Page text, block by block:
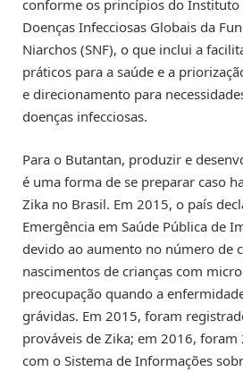
conforme os princípios do Instituto
Doenças Infecciosas Globais da
Niarchos (SNF), o que inclui a
práticos para a saúde e a
e direcionamento para
doenças infecciosas.
Para o Butantan, produzir e
é uma forma de se preparar caso
Zika no Brasil. Em 2015, o país
Emergência em Saúde Pública de
devido ao aumento no número de
nascimentos de crianças com
preocupação quando a
grávidas. Em 2015, foram
prováveis de Zika; em 2016,
com o Sistema de Informações